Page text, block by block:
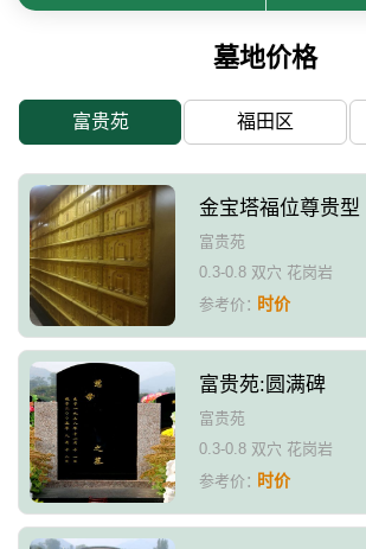
墓地价格
富贵苑 福田区
金宝塔福位尊贵型
富贵苑
0.3-0.8 双穴 花岗岩
参考价：时价
富贵苑:圆满碑
富贵苑
0.3-0.8 双穴 花岗岩
参考价：时价